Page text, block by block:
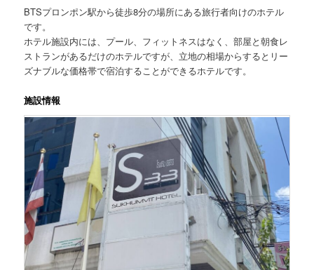
BTSプロンポン駅から徒歩8分の場所にある旅行者向けのホテル
です。
ホテル施設内には、プール、フィットネスはなく、部屋と朝食レ
ストランがあるだけのホテルですが、立地の相場からするとリー
ズナブルな価格帯で宿泊することができるホテルです。
施設情報